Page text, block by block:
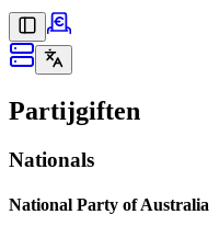
Partijgiften
Nationals
National Party of Australia